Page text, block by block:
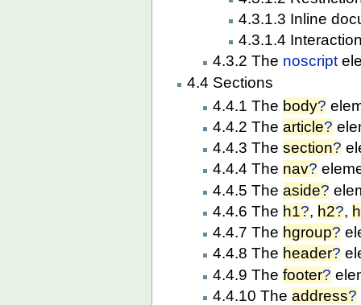
4.3.1.3 Inline
4.3.1.4
4.3.2 The noscript
4.4 Sections
4.4.1 The body?
4.4.2 Thearticle?
4.4.3 Thesection?
4.4.4 The nav?
4.4.5 Theaside?
4.4.6 The h1?, h2?,
4.4.7 The hgroup?
4.4.8 The header?
4.4.9 Thefooter?
4.4.10 Theaddress?